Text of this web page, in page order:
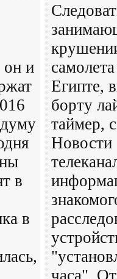
он и
в
в
Египте,
борту
таймер,
Новости
часа".